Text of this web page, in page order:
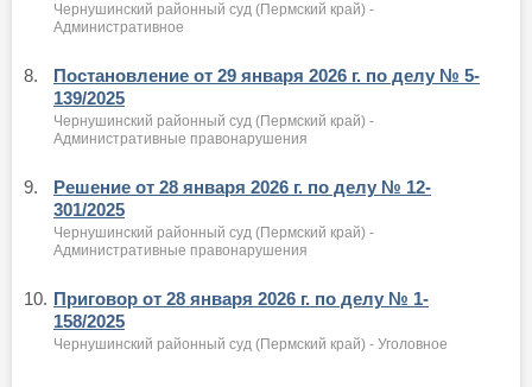
Чернушинский районный суд (Пермский край) -
Административное
8.
Постановление от 29 января 2026 г. по делу № 5-
139/2025
Чернушинский районный суд (Пермский край) -
Административные правонарушения
9.
Решение от 28 января 2026 г. по делу № 12-
301/2025
Чернушинский районный суд (Пермский край) -
Административные правонарушения
10. Приговор от 28 января 2026 г. по делу № 1-
158/2025
Чернушинский районный суд (Пермский край) - Уголовное